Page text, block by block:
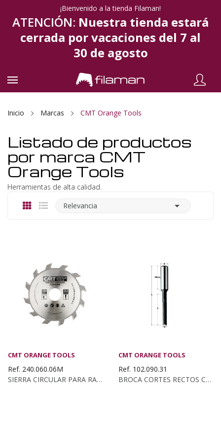
¡Bienvenido a la tienda Filaman!
ATENCIÓN: Nuestra tienda estará
cerrada por vacaciones del 7 al
30 de agosto
Inicio Marcas CMT Orange Tools
Listado de productos
por marca CMT
Orange Tools
Herramientas de alta calidad.
Relevancia

CMT ORANGE TOOLS
Ref. 240.060.06M
SIERRA CIRCULAR PARA RANURAR 150X6X30 Z:12
CMT ORANGE TOOLS
Ref. 102.090.31
BROCA CORTES RECTOS C/ROMP. KSS D:9 Z2...